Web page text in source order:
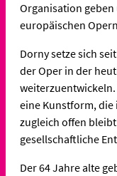
Organisation
europäischen
Dorny setze sich
der Oper in der
weiterzuentwickeln.
eine Kunstform,
zugleich offen
gesellschaftliche
Der 64 Jahre alte